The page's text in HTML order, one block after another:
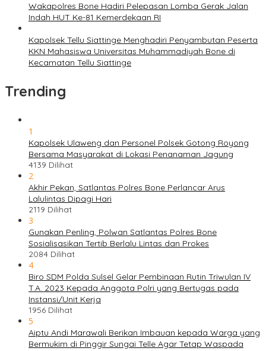
Wakapolres Bone Hadiri Pelepasan Lomba Gerak Jalan
Indah HUT Ke-81 Kemerdekaan RI
Kapolsek Tellu Siattinge Menghadiri Penyambutan Peserta
KKN Mahasiswa Universitas Muhammadiyah Bone di
Kecamatan Tellu Siattinge
Trending
1
Kapolsek Ulaweng dan Personel Polsek Gotong Royong
Bersama Masyarakat di Lokasi Penanaman Jagung
4139 Dilihat
2
Akhir Pekan, Satlantas Polres Bone Perlancar Arus
Lalulintas Dipagi Hari
2119 Dilihat
3
Gunakan Penling, Polwan Satlantas Polres Bone
Sosialisasikan Tertib Berlalu Lintas dan Prokes
2084 Dilihat
4
Biro SDM Polda Sulsel Gelar Pembinaan Rutin Triwulan IV
T.A. 2023 Kepada Anggota Polri yang Bertugas pada
Instansi/Unit Kerja
1956 Dilihat
5
Aiptu Andi Marawali Berikan Imbauan kepada Warga yang
Bermukim di Pinggir Sungai Telle Agar Tetap Waspada